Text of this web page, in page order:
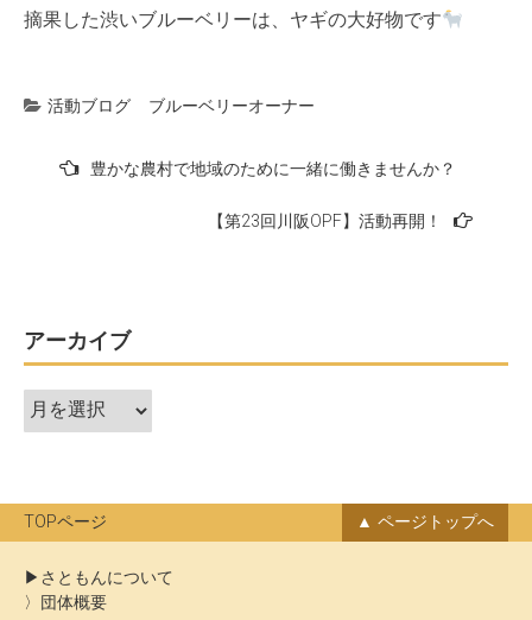
摘果した渋いブルーベリーは、ヤギの大好物です
活動ブログ ブルーベリーオーナー
ー
シ
ョ
豊かな農村で地域のために一緒に働きませんか？
【第23回川阪OPF】活動再開！
アーカイブ
ア
ー
ブ
TOPページ ページトップへ
さともんについて
団体概要